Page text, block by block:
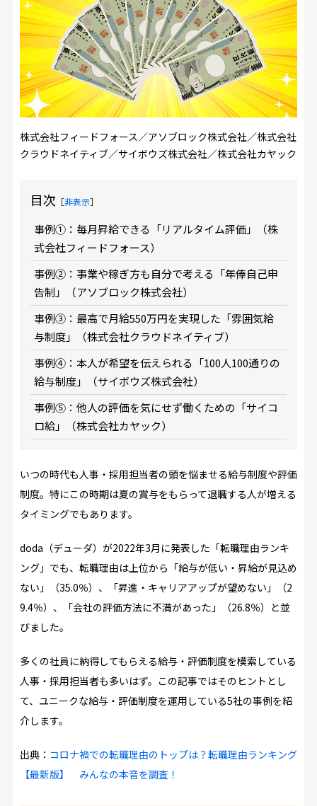
株式会社フィードフォース／アソブロック株式会社／株式会社
クラウドネイティブ／サイボウズ株式会社／株式会社カヤック
目次 ［非表示］
事例①：毎月昇給できる「リアルタイム評価」（株
式会社フィードフォース）
事例②：事業や稼ぎ方も自分で考える「年俸自己申
告制」（アソブロック株式会社）
事例③：最高で月給550万円を実現した「雰囲気給
与制度」（株式会社クラウドネイティブ）
事例④：本人が希望を伝えられる「100人100通りの
給与制度」（サイボウズ株式会社）
事例⑤：他人の評価を気にせず働くための「サイコ
ロ給」（株式会社カヤック）
いつの時代も人事・採用担当者の頭を悩ませる給与制度や評価
制度。特にこの時期は夏の賞与をもらって退職する人が増える
タイミングでもあります。
doda（デューダ）が2022年3月に発表した「転職理由ランキ
ング」でも、転職理由は上位から「給与が低い・昇給が見込め
ない」（35.0％）、「昇進・キャリアアップが望めない」（2
9.4％）、「会社の評価方法に不満があった」（26.8％）と並
びました。
多くの社員に納得してもらえる給与・評価制度を模索している
人事・採用担当者も多いはず。この記事ではそのヒントとし
て、ユニークな給与・評価制度を運用している5社の事例を紹
介します。
出典： コロナ禍での転職理由のトップは？転職理由ランキング
【最新版】 みんなの本音を調査！